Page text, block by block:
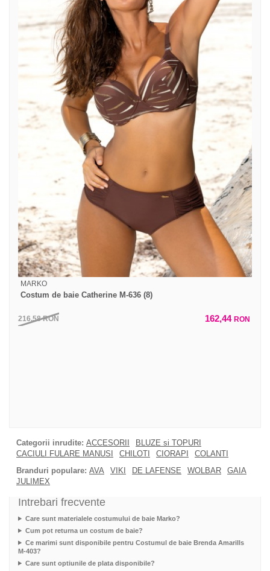
MARKO
Costum de baie Catherine M-636 (8)
216,58RON 162,44 RON
Categorii inrudite: ACCESORII
BLUZE si TOPURI
CACIULI FULARE MANUSI
CHILOTI CIORAPI
COLANTI
Branduri populare: AVA VIKI DE LAFENSE WOLBAR
GAIA
JULIMEX
Intrebari frecvente
Care sunt materialele costumului de baie Marko?
Cum pot returna un costum de baie?
Ce marimi sunt disponibile pentru Costumul de baie Brenda Amarills
M-403?
Care sunt optiunile de plata disponibile?